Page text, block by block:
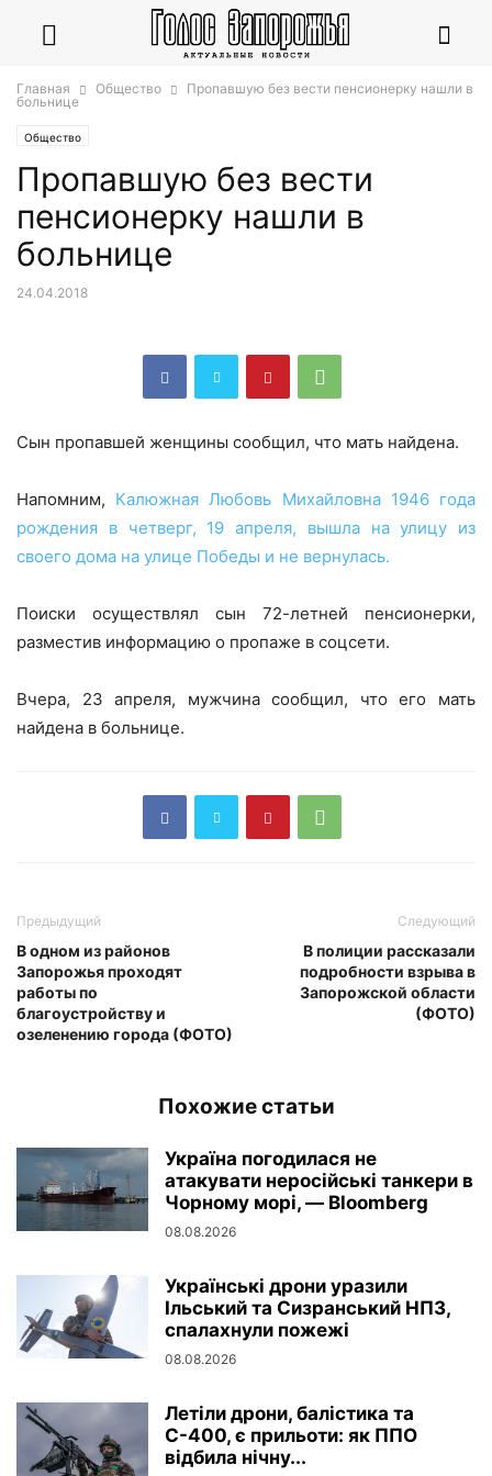
Главная Общество
Пропавшую без вести пенсионерку нашли в
больнице
Общество
Пропавшую без вести
пенсионерку нашли в
больнице
24.04.2018
Сын пропавшей женщины сообщил, что мать найдена.
Напомним, Калюжная Любовь Михайловна 1946 года
рождения в четверг, 19 апреля, вышла на улицу из
своего дома на улице Победы и не вернулась.
Поиски осуществлял сын 72-летней пенсионерки,
разместив информацию о пропаже в соцсети.
Вчера, 23 апреля, мужчина сообщил, что его мать
найдена в больнице.
Предыдущий
В одном из районов
Запорожья проходят
работы по
благоустройству и
озеленению города (ФОТО)
Следующий
В полиции рассказали
подробности взрыва в
Запорожской области
(ФОТО)
Похожие статьи
Україна погодилася не
атакувати неросійські танкери в
Чорному морі, — Bloomberg
08.08.2026
Українські дрони уразили
Ільський та Сизранський НПЗ,
спалахнули пожежі
08.08.2026
Летіли дрони, балістика та
С-400, є прильоти: як ППО
відбила нічну...